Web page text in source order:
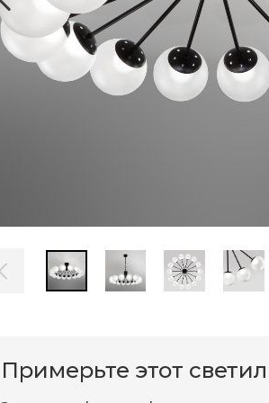
Примерьте этот